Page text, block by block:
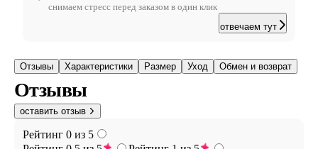
снимаем стресс перед заказом в один клик
отвечаем тут
Отзывы Характеристики Размер Уход Обмен и возврат
Отзывы
оставить отзыв
Рейтинг 0 из 5